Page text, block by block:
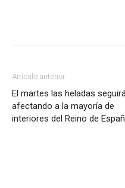
Artículo anterior
El martes las heladas
afectando a la mayoría de
interiores del Reino de